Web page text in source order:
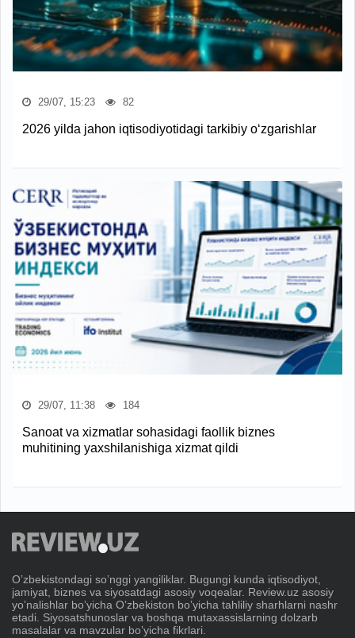
29/07, 15:23 82
2026 yilda jahon iqtisodiyotidagi tarkibiy o‘zgarishlar
29/07, 11:38 184
Sanoat va xizmatlar sohasidagi faollik biznes
muhitining yaxshilanishiga xizmat qildi
Oʼzbekistondagi soʼnggi yangiliklar. Bugungi kunda iqtisodiyot,
jamiyat, biznes va siyosatdagi asosiy voqealar. Review.uz asosiy
yoʼnalishlar boʼyicha Oʼzbekiston boʼyicha tahliliy sharhlarni nashr
etadi. Siyosatshunoslar va boshqa mutaxassislarning dolzarb
masalalar va mavzular boʼyicha fikrlari.